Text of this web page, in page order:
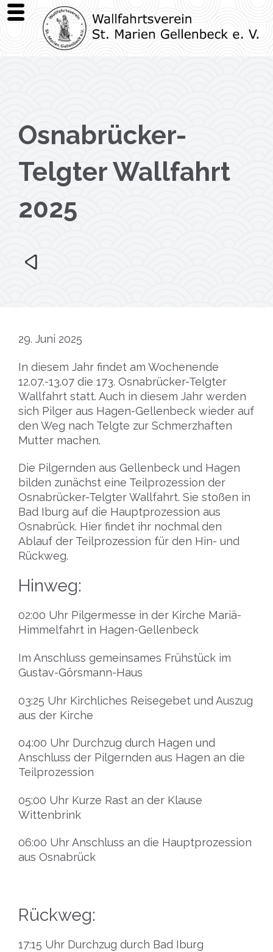
Osnabrücker-
Telgter Wallfahrt
2025

29. Juni 2025
In diesem Jahr findet am Wochenende
12.07.-13.07 die 173. Osnabrücker-Telgter
Wallfahrt statt. Auch in diesem Jahr werden
sich Pilger aus Hagen-Gellenbeck wieder auf
den Weg nach Telgte zur Schmerzhaften
Mutter machen.
Die Pilgernden aus Gellenbeck und Hagen
bilden zunächst eine Teilprozession der
Osnabrücker-Telgter Wallfahrt. Sie stoßen in
Bad Iburg auf die Hauptprozession aus
Osnabrück. Hier findet ihr nochmal den
Ablauf der Teilprozession für den Hin- und
Rückweg.
Hinweg:
02:00 Uhr Pilgermesse in der Kirche Mariä-
Himmelfahrt in Hagen-Gellenbeck
Im Anschluss gemeinsames Frühstück im
Gustav-Görsmann-Haus
03:25 Uhr Kirchliches Reisegebet und Auszug
aus der Kirche
04:00 Uhr Durchzug durch Hagen und
Anschluss der Pilgernden aus Hagen an die
Teilprozession
05:00 Uhr Kurze Rast an der Klause
Wittenbrink
06:00 Uhr Anschluss an die Hauptprozession
aus Osnabrück
Rückweg:
17:15 Uhr Durchzug durch Bad Iburg